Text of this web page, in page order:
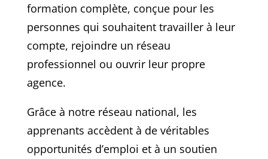
formation complète, conçue pour les
personnes qui souhaitent travailler à leur
compte, rejoindre un réseau
professionnel ou ouvrir leur propre
agence.
Grâce à notre réseau national, les
apprenants accèdent à de véritables
opportunités d’emploi et à un soutien